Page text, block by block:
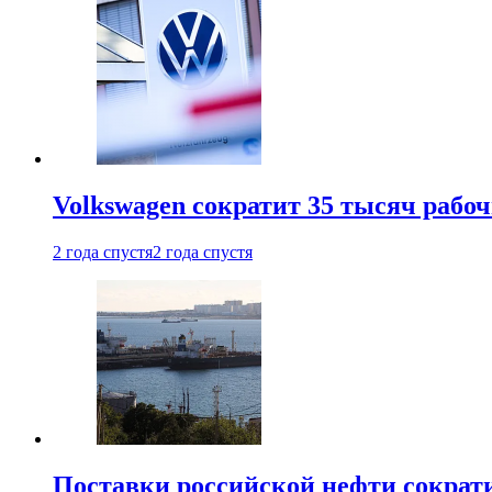
Volkswagen сократит 35 тысяч
2 года спустя2 года спустя
Поставки российской нефти